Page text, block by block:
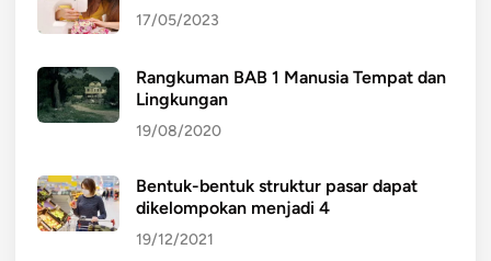
17/05/2023
Rangkuman BAB 1 Manusia Tempat dan
Lingkungan
19/08/2020
Bentuk-bentuk struktur pasar dapat
dikelompokan menjadi 4
19/12/2021